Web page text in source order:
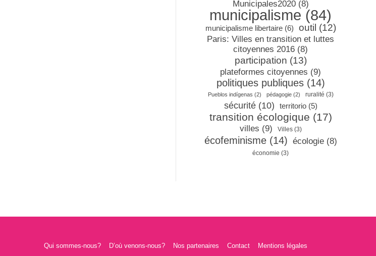
Municipales2020(8)
municipalisme (84)
municipalisme libertaire(6) outil (12)
Paris: Villes en transition et luttes
citoyennes 2016 (8)
participation (13)
plateformes citoyennes (9)
politiques publiques(14)
Pueblos indígenas (2) pédagogie(2) ruralité (3)
sécurité(10) territorio(5)
transition écologique (17)
villes (9) Villes(3)
écofeminisme(14) écologie(8)
économie (3)
Qui sommes-nous? D’où venons-nous? Nos partenaires Contact Mentions légales